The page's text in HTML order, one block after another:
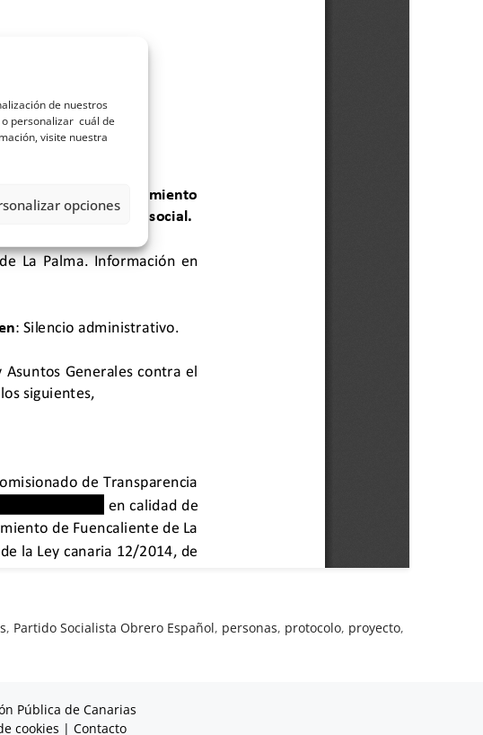
de nuestros
personalizar cuál de
visite nuestra
opciones
, Partido Socialista Obrero Español, personas, protocolo, proyecto,
Pública de Canarias
cookies | Contacto